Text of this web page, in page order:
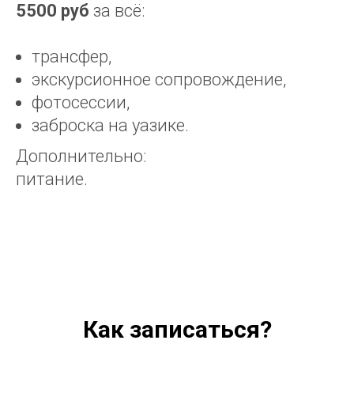
5500 руб за всё:
трансфер,
экскурсионное сопровождение,
фотосессии,
заброска на уазике.
Дополнительно:
питание.
Как записаться?